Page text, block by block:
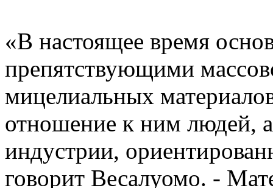
«В настоящее время
препятствующими
мицелиальных
отношение к ним людей,
индустрии,
говорит Весалуомо. -